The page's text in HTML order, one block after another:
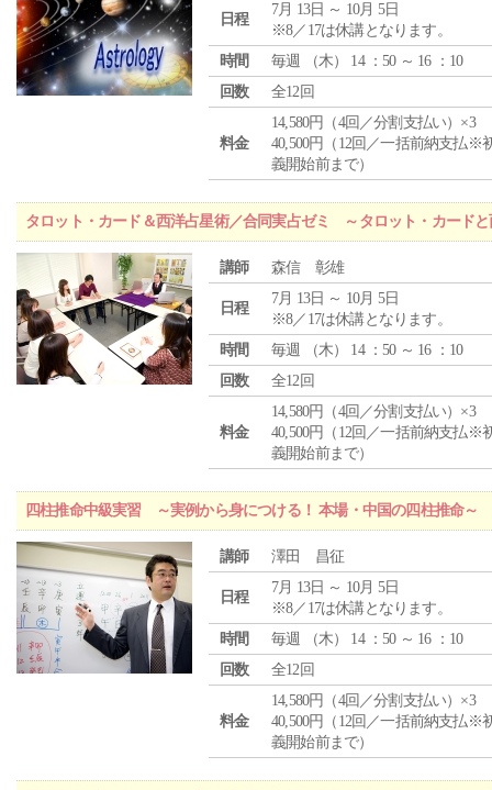
日程
7月 13日 ～ 10月 5日
※8／17は休講となります。
時間
毎週 （木） 14 ：50 ～ 16 ：10
回数
全12回
料金
14,580円（4回／分割支払い）×3
40,500円（12回／一括前納支払※
義開始前まで）
タロット・カード＆西洋占星術／合同実占ゼミ ～タロット・カード
講師 森信 彰雄
日程
7月 13日 ～ 10月 5日
※8／17は休講となります。
時間
毎週 （木） 14 ：50 ～ 16 ：10
回数
全12回
料金
14,580円（4回／分割支払い）×3
40,500円（12回／一括前納支払※
義開始前まで）
四柱推命中級実習 ～実例から身につける！ 本場・中国の四柱推命～
講師 澤田 昌征
日程
7月 13日 ～ 10月 5日
※8／17は休講となります。
時間
毎週 （木） 14 ：50 ～ 16 ：10
回数
全12回
料金
14,580円（4回／分割支払い）×3
40,500円（12回／一括前納支払※
義開始前まで）